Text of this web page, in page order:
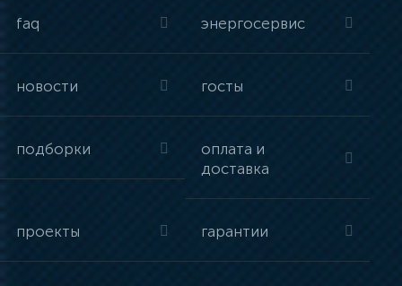
faq энергосервис
новости госты
подборки
оплата и
доставка
проекты гарантии